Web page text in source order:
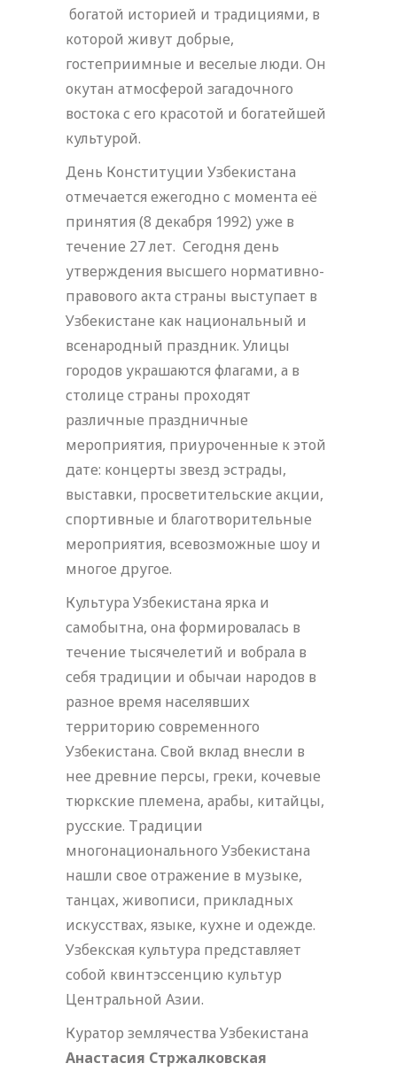
богатой историей и традициями, в
которой живут добрые,
гостеприимные и веселые люди. Он
окутан атмосферой загадочного
востока с его красотой и богатейшей
культурой.
День Конституции Узбекистана
отмечается ежегодно с момента её
принятия (8 декабря 1992) уже в
течение 27 лет. Сегодня день
утверждения высшего нормативно-
правового акта страны выступает в
Узбекистане как национальный и
всенародный праздник. Улицы
городов украшаются флагами, а в
столице страны проходят
различные праздничные
мероприятия, приуроченные к этой
дате: концерты звезд эстрады,
выставки, просветительские акции,
спортивные и благотворительные
мероприятия, всевозможные шоу и
многое другое.
Культура Узбекистана ярка и
самобытна, она формировалась в
течение тысячелетий и вобрала в
себя традиции и обычаи народов в
разное время населявших
территорию современного
Узбекистана. Свой вклад внесли в
нее древние персы, греки, кочевые
тюркские племена, арабы, китайцы,
русские. Традиции
многонационального Узбекистана
нашли свое отражение в музыке,
танцах, живописи, прикладных
искусствах, языке, кухне и одежде.
Узбекская культура представляет
собой квинтэссенцию культур
Центральной Азии.
Куратор землячества Узбекистана
Анастасия Стржалковская